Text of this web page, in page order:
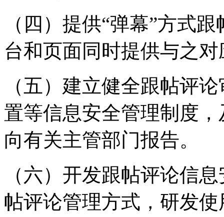
（四）提供“弹幕”方式
台和页面同时提供与之
（五）建立健全跟帖评
置等信息安全管理制度
向有关主管部门报告。
（六）开发跟帖评论信
帖评论管理方式，研发